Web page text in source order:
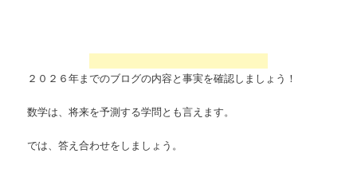
２０２６年までのブログの内容と事実を確認しましょう！
数学は、将来を予測する学問とも言えます。
では、答え合わせをしましょう。